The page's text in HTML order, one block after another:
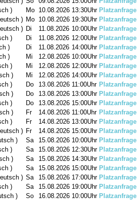
)
Mo 10.08.2026 13:30Uhr Platzanfrage
) Mo 10.08.2026 19:30Uhr Platzanfrage
) Di 11.08.2026 10:00Uhr Platzanfrage
)
Di 11.08.2026 12:00Uhr Platzanfrage
)
Di 11.08.2026 14:00Uhr Platzanfrage
)
Mi 12.08.2026 10:00Uhr Platzanfrage
)
Mi 12.08.2026 12:00Uhr Platzanfrage
)
Mi 12.08.2026 14:00Uhr Platzanfrage
)
Do 13.08.2026 11:00Uhr Platzanfrage
)
Do 13.08.2026 13:00Uhr Platzanfrage
)
Do 13.08.2026 15:00Uhr Platzanfrage
)
Fr 14.08.2026 11:00Uhr Platzanfrage
)
Fr 14.08.2026 13:00Uhr Platzanfrage
) Fr 14.08.2026 15:00Uhr Platzanfrage
)
Sa 15.08.2026 10:00Uhr Platzanfrage
)
Sa 15.08.2026 12:30Uhr Platzanfrage
)
Sa 15.08.2026 14:30Uhr Platzanfrage
)
Sa 15.08.2026 15:00Uhr Platzanfrage
) Sa 15.08.2026 17:00Uhr Platzanfrage
)
Sa 15.08.2026 19:00Uhr Platzanfrage
)
So 16.08.2026 10:00Uhr Platzanfrage